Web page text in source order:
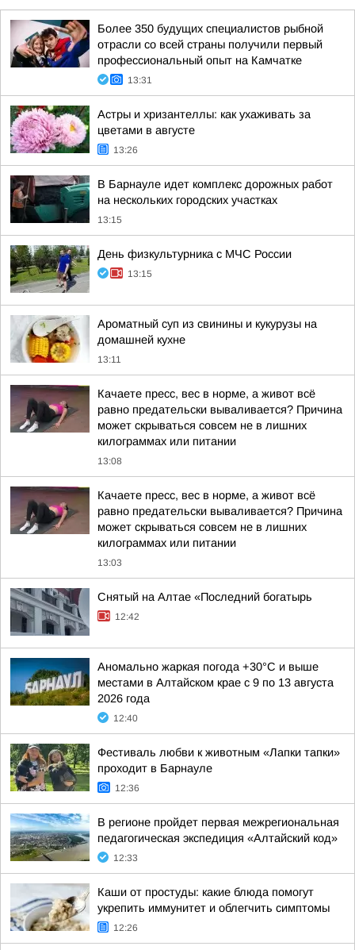
Более 350 будущих специалистов рыбной
отрасли со всей страны получили первый
профессиональный опыт на Камчатке
13:31
Астры и хризантеллы: как ухаживать за
цветами в августе
13:26
В Барнауле идет комплекс дорожных работ
на нескольких городских участках
13:15
День физкультурника с МЧС России
13:15
Ароматный суп из свинины и кукурузы на
домашней кухне
13:11
Качаете пресс, вес в норме, а живот всё
равно предательски вываливается? Причина
может скрываться совсем не в лишних
килограммах или питании
13:08
Качаете пресс, вес в норме, а живот всё
равно предательски вываливается? Причина
может скрываться совсем не в лишних
килограммах или питании
13:03
Снятый на Алтае «Последний богатырь
12:42
Аномально жаркая погода +30°С и выше
местами в Алтайском крае с 9 по 13 августа
2026 года
12:40
Фестиваль любви к животным «Лапки тапки»
проходит в Барнауле
12:36
В регионе пройдет первая межрегиональная
педагогическая экспедиция «Алтайский код»
12:33
Каши от простуды: какие блюда помогут
укрепить иммунитет и облегчить симптомы
12:26